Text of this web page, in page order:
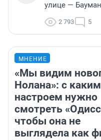
улице —
2 793 5
МНЕНИЕ
«Мы видим
Нолана»: с каким
настроем нужно
смотреть
чтобы она не
выглядела как